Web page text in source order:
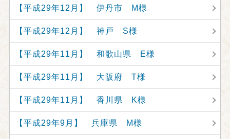
【平成29年12月】 伊丹市 M様
【平成29年12月】 神戸 S様
【平成29年11月】 和歌山県 E様
【平成29年11月】 大阪府 T様
【平成29年11月】 香川県 K様
【平成29年9月】 兵庫県 M様